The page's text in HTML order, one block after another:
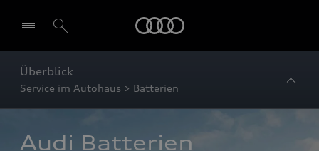
Überblick
Service im Autohaus > Batterien
Audi Batterien